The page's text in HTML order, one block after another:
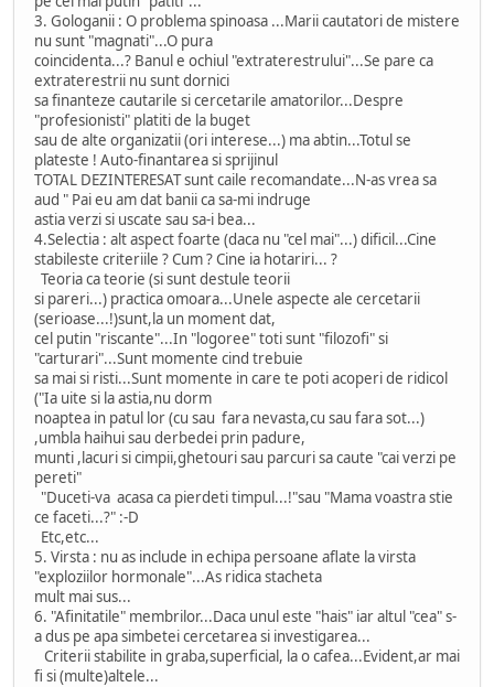
3. Gologanii : O problema spinoasa ...Marii cautatori de mistere
nu sunt "magnati"...O pura
coincidenta...? Banul e ochiul "extraterestrului"...Se pare ca
extraterestrii nu sunt dornici
sa finanteze cautarile si cercetarile amatorilor...Despre
"profesionisti" platiti de la buget
sau de alte organizatii (ori interese...) ma abtin...Totul se
plateste ! Auto-finantarea si sprijinul
TOTAL DEZINTERESAT sunt caile recomandate...N-as vrea sa
aud " Pai eu am dat banii ca sa-mi indruge
astia verzi si uscate sau sa-i bea...
4.Selectia : alt aspect foarte (daca nu "cel mai"...) dificil...Cine
stabileste criteriile ? Cum ? Cine ia hotariri... ?
Teoria ca teorie (si sunt destule teorii
si pareri...) practica omoara...Unele aspecte ale cercetarii
(serioase...!)sunt,la un moment dat,
cel putin "riscante"...In "logoree" toti sunt "filozofi" si
"carturari"...Sunt momente cind trebuie
sa mai si risti...Sunt momente in care te poti acoperi de ridicol
("Ia uite si la astia,nu dorm
noaptea in patul lor (cu sau fara nevasta,cu sau fara sot...)
,umbla haihui sau derbedei prin padure,
munti ,lacuri si cimpii,ghetouri sau parcuri sa caute "cai verzi pe
pereti"
"Duceti-va acasa ca pierdeti timpul...!"sau "Mama voastra stie
ce faceti...?" :-D
Etc,etc...
5. Virsta : nu as include in echipa persoane aflate la virsta
"exploziilor hormonale"...As ridica stacheta
mult mai sus...
6. "Afinitatile" membrilor...Daca unul este "hais" iar altul "cea" s-
a dus pe apa simbetei cercetarea si investigarea...
Criterii stabilite in graba,superficial, la o cafea...Evident,ar mai
fi si (multe)altele...